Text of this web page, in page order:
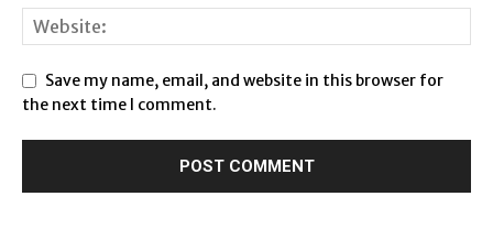
Save my name, email, and website in this browser for
the next time I comment.